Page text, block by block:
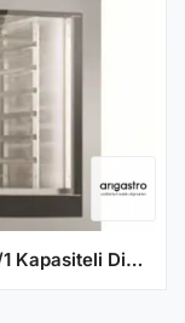
Zanussi Kombi Fırın Elektrikli 6 GN 1/1 Kapasiteli Dijital 218820